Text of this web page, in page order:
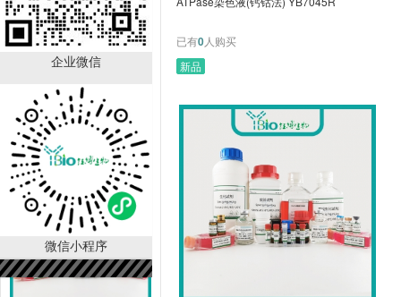
企业微信
微信小程序
酸性α-乙酸萘酚酯酶染色
液(ANAE法) YB7040R
￥540.00
已有0人购买
已有0人购买
新品